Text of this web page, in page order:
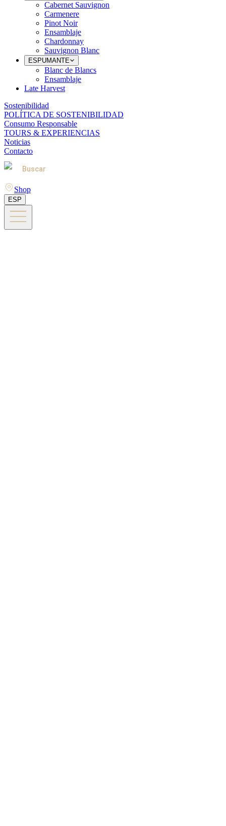
Cabernet Sauvignon
Carmenere
Pinot Noir
Ensamblaje
Chardonnay
Sauvignon Blanc
ESPUMANTE
Blanc de Blancs
Ensamblaje
Late Harvest
Sostenibilidad
POLÍTICA DE SOSTENIBILIDAD
Consumo Responsable
TOURS & EXPERIENCIAS
Noticias
Contacto
Buscar
Shop
ESP